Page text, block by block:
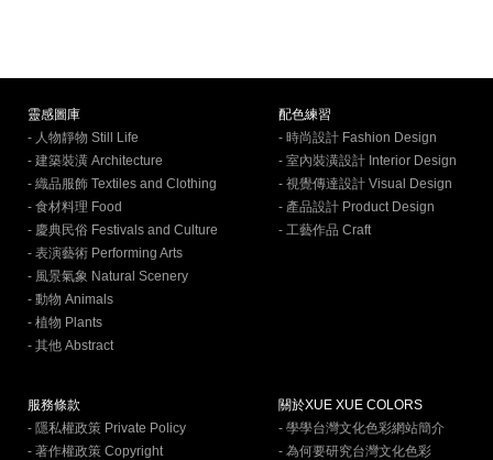
靈感圖庫
- 人物靜物 Still Life
- 建築裝潢 Architecture
- 織品服飾 Textiles and Clothing
- 食材料理 Food
- 慶典民俗 Festivals and Culture
- 表演藝術 Performing Arts
- 風景氣象 Natural Scenery
- 動物 Animals
- 植物 Plants
- 其他 Abstract
配色練習
- 時尚設計 Fashion Design
- 室內裝潢設計 Interior Design
- 視覺傳達設計 Visual Design
- 產品設計 Product Design
- 工藝作品 Craft
服務條款
- 隱私權政策 Private Policy
- 著作權政策 Copyright
關於XUE XUE COLORS
- 學學台灣文化色彩網站簡介
- 為何要研究台灣文化色彩